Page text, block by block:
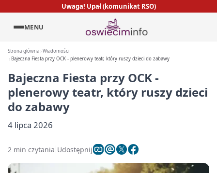
Uwaga! Upał (komunikat RSO)
MENU
Strona główna Wiadomości
Bajeczna Fiesta przy OCK - plenerowy teatr, który ruszy dzieci do zabawy
Bajeczna Fiesta przy OCK -
plenerowy teatr, który ruszy dzieci
do zabawy
4 lipca 2026
2 min czytania Udostępnij